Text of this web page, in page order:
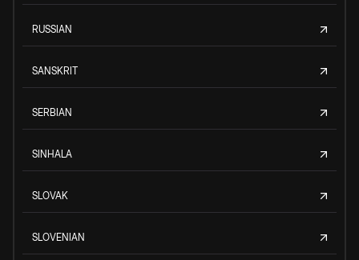
RUSSIAN
SANSKRIT
SERBIAN
SINHALA
SLOVAK
SLOVENIAN